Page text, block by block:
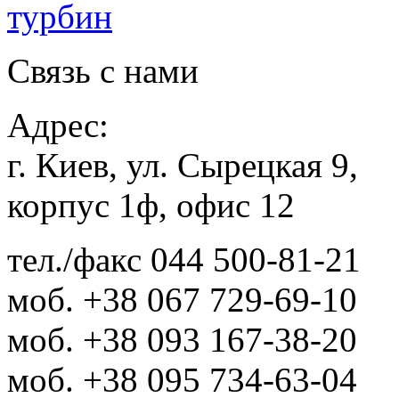
Связь с нами
Адрес:
г. Киев, ул. Сырецкая 9,
корпус 1ф, офис 12
тел./факс 044 500-81-21
моб. +38 067 729-69-10
моб. +38 093 167-38-20
моб. +38 095 734-63-04